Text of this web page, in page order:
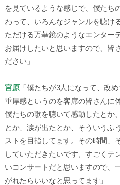
を見ているような感じで、僕たち
わって、いろんなジャンルを聴け
ただける万華鏡のようなエンター
お届けしたいと思いますので、皆
ださい」
宮原 「僕たちが3人になって、改
重厚感というのを客席の皆さんに
僕たちの歌を聴いて感動したとか
とか、涙が出たとか、そういうふ
ストを目指してます。その時間、
していただきたいです。すごくテ
いコンサートだと思いますので、
がれたらいいなと思ってます」